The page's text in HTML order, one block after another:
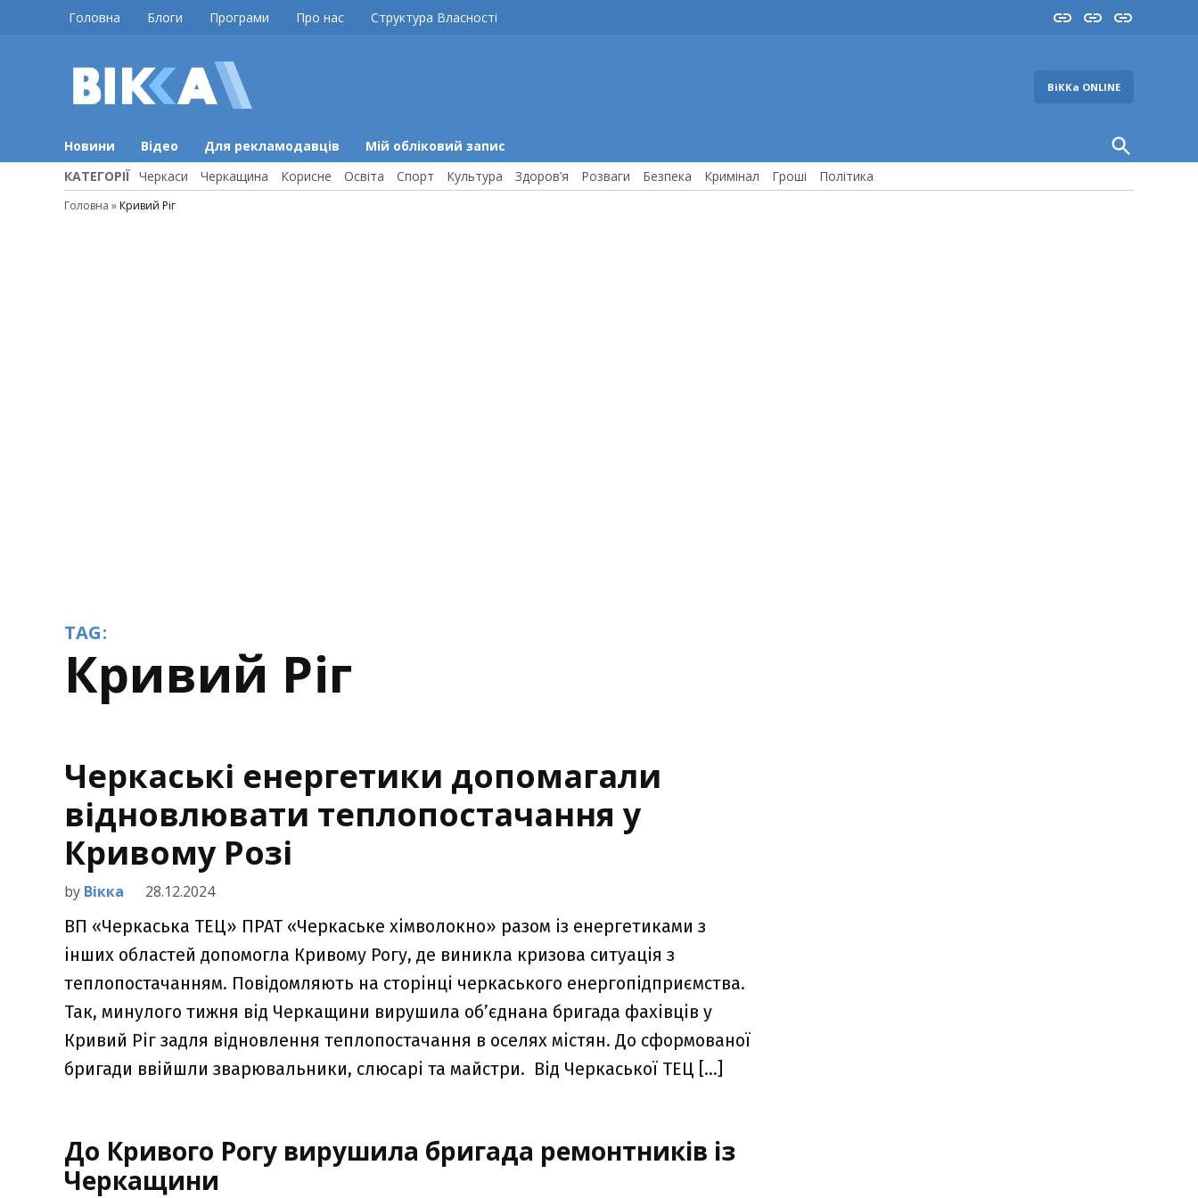
Головна Блоги Програми Про нас Структура Власності InstaYouTube
FB
ВіККа ONLINE
Новини Відео Для рекламодавців Мій обліковий запис
Open
Search
КАТЕГОРІЇ Черкаси Черкащина Корисне Освіта Спорт Культура Здоров’я Розваги Безпека Кримінал Гроші Політика
Головна » Кривий Ріг
TAG:
Кривий Ріг
Черкаські енергетики допомагали
відновлювати теплопостачання у
Кривому Розі
by Вікка 28.12.2024
ВП «Черкаська ТЕЦ» ПРАТ «Черкаське хімволокно» разом із енергетиками з
інших областей допомогла Кривому Рогу, де виникла кризова ситуація з
теплопостачанням. Повідомляють на сторінці черкаського енергопідприємства.
Так, минулого тижня від Черкащини вирушила об’єднана бригада фахівців у
Кривий Ріг задля відновлення теплопостачання в оселях містян. До сформованої
бригади ввійшли зварювальники, слюсарі та майстри. Від Черкаської ТЕЦ […]
До Кривого Рогу вирушила бригада ремонтників із
Черкащини